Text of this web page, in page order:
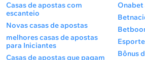
Casas de apostas com
escanteio
Novas casas de apostas
melhores casas de apostas
para Iniciantes
Casas de apostas que pagam
Onabet
Bônus